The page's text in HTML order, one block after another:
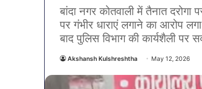
बांदा नगर कोतवाली में तैनात
पर गंभीर धाराएं लगाने का आरोप
बाद पुलिस विभाग की कार्यशैली पर
Akshansh Kulshreshtha May 12, 2026